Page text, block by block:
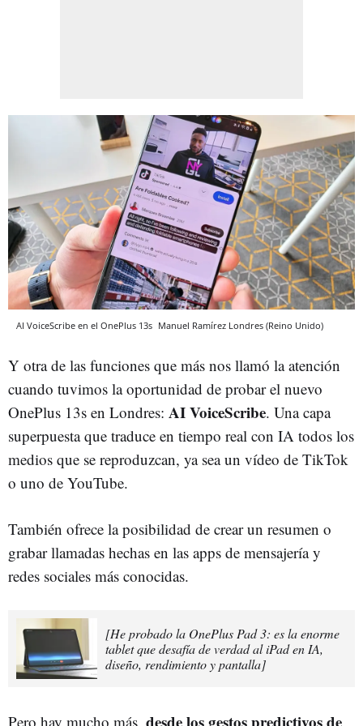
AI VoiceScribe en el OnePlus 13s Manuel Ramírez Londres (Reino Unido)
Y otra de las funciones que más nos llamó la atención
cuando tuvimos la oportunidad de probar el nuevo
OnePlus 13s en Londres: AI VoiceScribe. Una capa
superpuesta que traduce en tiempo real con IA todos los
medios que se reproduzcan, ya sea un vídeo de TikTok
o uno de YouTube.
También ofrece la posibilidad de crear un resumen o
grabar llamadas hechas en las apps de mensajería y
redes sociales más conocidas.
[He probado la OnePlus Pad 3: es la enorme
tablet que desafía de verdad al iPad en IA,
diseño, rendimiento y pantalla]
Pero hay mucho más,